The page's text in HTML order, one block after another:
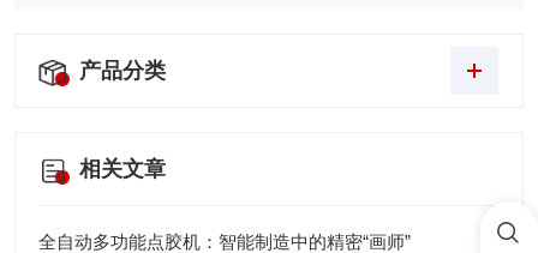
产品分类
相关文章
全自动多功能点胶机：智能制造中的精密“画师”